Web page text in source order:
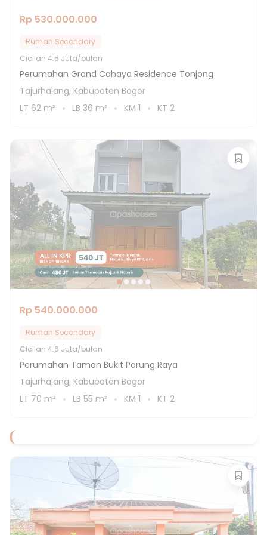
Rp 530.000.000
Rumah Secondary
Cicilan 4.5 Juta/bulan
Perumahan Grand Cahaya Residence Tonjong
Tajurhalang, Kabupaten Bogor
LT 62 m² LB 36 m² KM 1 KT 2
Rp 540.000.000
Rumah Secondary
Cicilan 4.6 Juta/bulan
Perumahan Taman Bukit Parung Raya
Tajurhalang, Kabupaten Bogor
LT 70 m² LB 55 m² KM 1 KT 2